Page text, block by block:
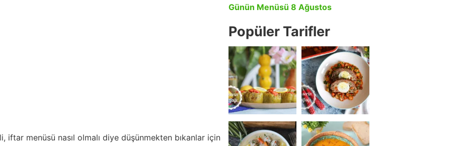
iftar menüsü nasıl olmalı diye düşünmekten bıkanlar için
Günün Menüsü 8 Ağustos
Popüler Tarifler